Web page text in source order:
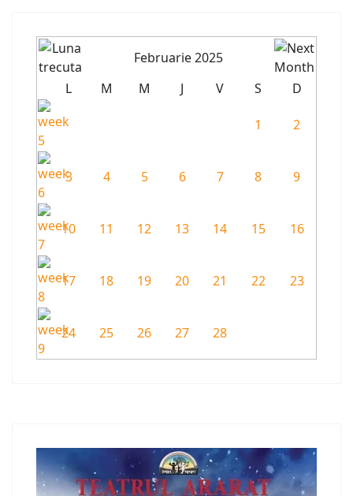
Februarie 2025
L
M M J V S D
1 2
3 4 5 6 7 8 9
10 11 12 13 14 15 16
17 18 19 20 21 22 23
24 25 26 27 28